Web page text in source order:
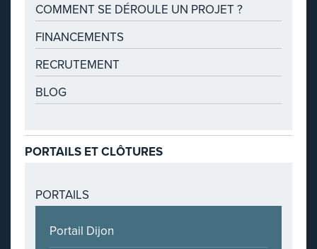
COMMENT SE DÉROULE UN PROJET ?
FINANCEMENTS
RECRUTEMENT
BLOG
PORTAILS ET CLÔTURES
PORTAILS
Portail Dijon